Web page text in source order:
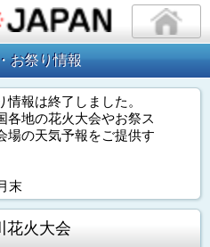
お祭り情報
報は終了しました。
各地の花火大会やお祭ス
場の天気予報をご提供す
末
花火大会